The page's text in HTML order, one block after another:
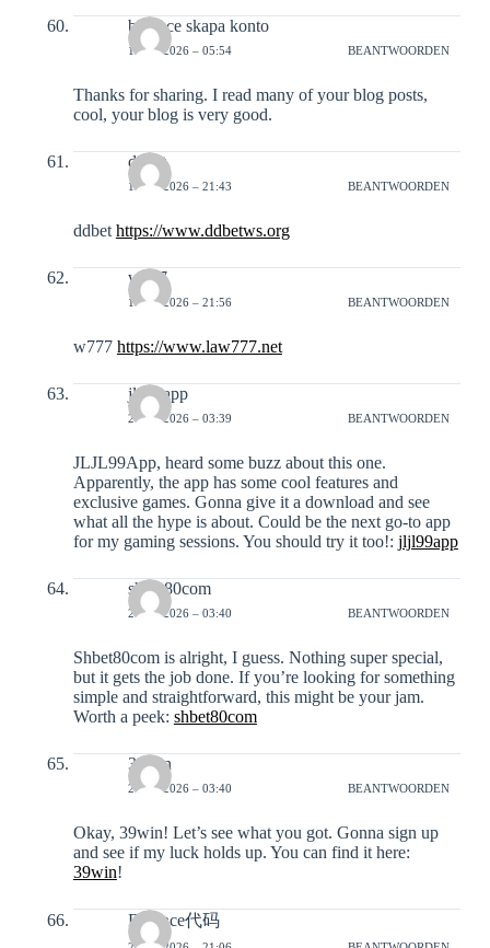
binance skapa konto
19-01-2026 – 05:54 BEANTWOORDEN
Thanks for sharing. I read many of your blog posts,
cool, your blog is very good.
ddbet
19-01-2026 – 21:43 BEANTWOORDEN
ddbet https://www.ddbetws.org
w777
19-01-2026 – 21:56 BEANTWOORDEN
w777 https://www.law777.net
jljl99app
20-01-2026 – 03:39 BEANTWOORDEN
JLJL99App, heard some buzz about this one.
Apparently, the app has some cool features and
exclusive games. Gonna give it a download and see
what all the hype is about. Could be the next go-to app
for my gaming sessions. You should try it too!: jljl99app
shbet80com
20-01-2026 – 03:40 BEANTWOORDEN
Shbet80com is alright, I guess. Nothing super special,
but it gets the job done. If you’re looking for something
simple and straightforward, this might be your jam.
Worth a peek: shbet80com
39win
20-01-2026 – 03:40 BEANTWOORDEN
Okay, 39win! Let’s see what you got. Gonna sign up
and see if my luck holds up. You can find it here:
39win!
Binance代码